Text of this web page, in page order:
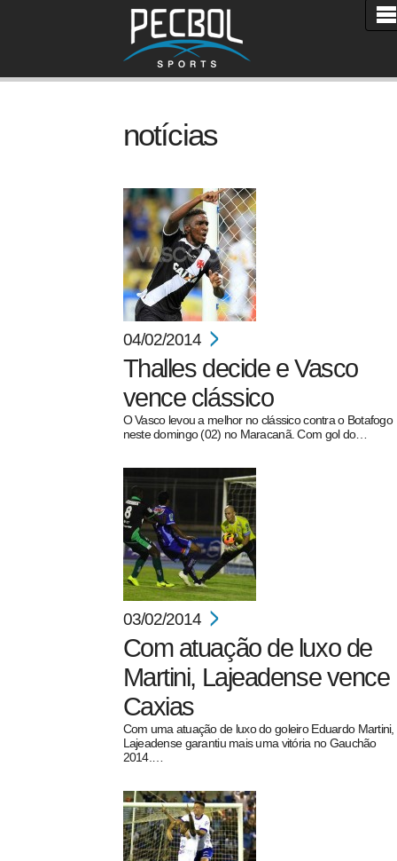
pecbol.com
notícias
04/02/2014
Thalles decide e Vasco
vence clássico
O Vasco levou a melhor no clássico contra o Botafogo
neste domingo (02) no Maracanã. Com gol do…
03/02/2014
Com atuação de luxo de
Martini, Lajeadense vence
Caxias
Com uma atuação de luxo do goleiro Eduardo Martini,
Lajeadense garantiu mais uma vitória no Gauchão
2014.…